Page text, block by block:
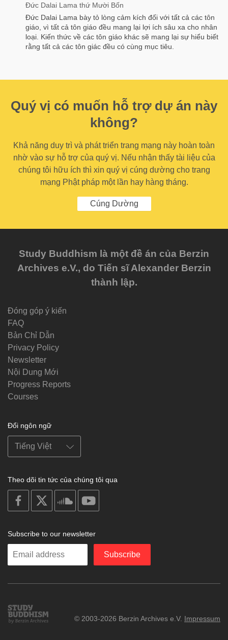
Đức Dalai Lama thứ Mười Bốn
Đức Dalai Lama bày tỏ lòng cảm kích đối với tất cả các tôn
giáo, vì tất cả tôn giáo đều mang lại lợi ích sâu xa cho nhân
loại. Kiến thức về các tôn giáo khác sẽ mang lại sự hiểu biết
rằng tất cả các tôn giác đều có cùng mục tiêu.
Quý vị có muốn hỗ trợ dự án này
không?
Khả năng duy trì và phát triển trang mạng này hoàn toàn
nhờ vào sự hỗ trợ của quý vị. Nếu nhận thấy tài liệu của
chúng tôi hữu ích thì xin quý vị cúng dường cho trang
mạng Phật pháp một lần hay hàng tháng.
Cúng Dường
Study Buddhism là một đề án của Berzin
Archives e.V., do Tiến sĩ Alexander Berzin
thành lập.
Đóng góp ý kiến
FAQ
Bản Chỉ Dẫn
Privacy Policy
Newsletter
Nội Dung Mới
Progress Reports
Courses
Đổi ngôn ngữ
Theo dõi tin tức của chúng tôi qua
on
facebook
soundcloud
Subscribe to our newsletter
Enter
Subscribe
Study
Buddhism
© 2003-2026 Berzin Archives e.V. Impressum